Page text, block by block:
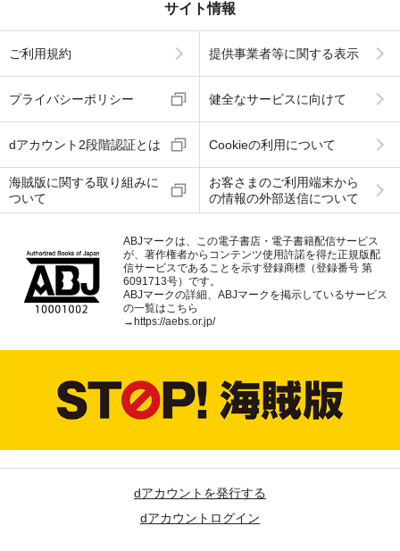
サイト情報
ご利用規約 提供事業者等に関する表示
プライバシーポリシー 健全なサービスに向けて
dアカウント2段階認証とは Cookieの利用について
海賊版に関する取り組みに
ついて
お客さまのご利用端末から
の情報の外部送信について
ABJマークは、この電子書店・電子書籍配信サービス
が、著作権者からコンテンツ使用許諾を得た正規版配
信サービスであることを示す登録商標（登録番号 第
6091713号）です。
ABJマークの詳細、ABJマークを掲示しているサービス
の一覧はこちら
→ https://aebs.or.jp/
dアカウントを発行する
dアカウントログイン